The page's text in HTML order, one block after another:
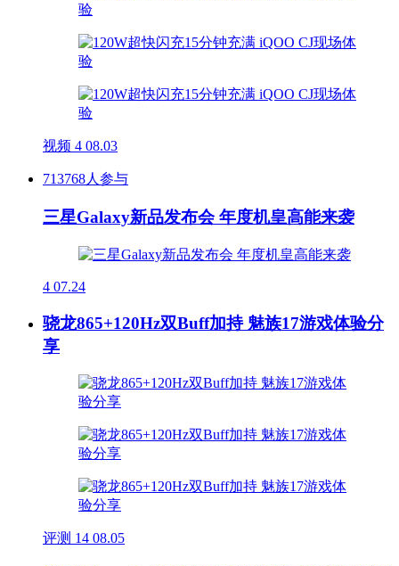
视频 4 08.03
713768人参与
三星Galaxy新品发布会 年度机皇高能来袭
4 07.24
骁龙865+120Hz双Buff加持 魅族17游戏体验分
享
评测 14 08.05